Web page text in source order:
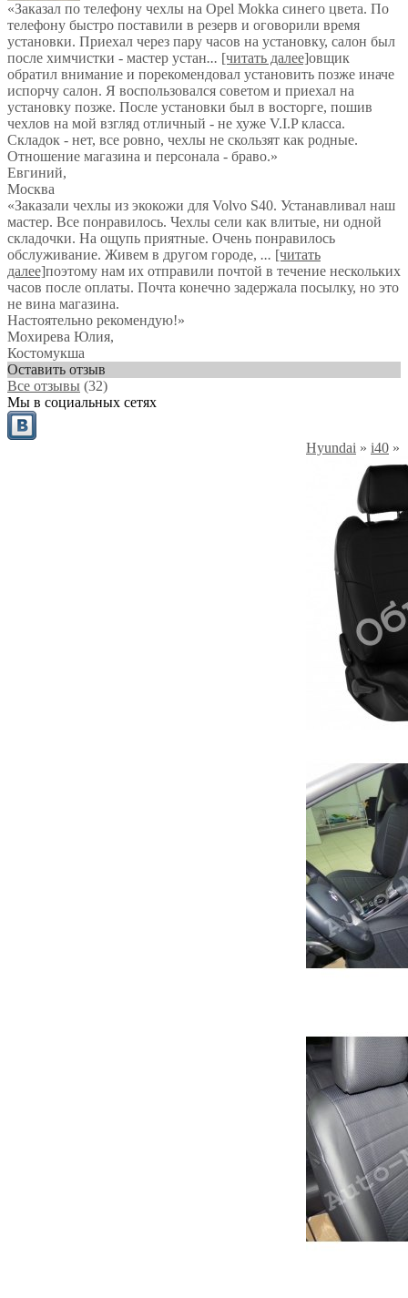
«Заказал по телефону чехлы на Opel Mokka синего цвета. По
телефону быстро поставили в резерв и оговорили время
установки. Приехал через пару часов на установку, салон был
после химчистки - мастер устан... [читать далее]овщик
обратил внимание и порекомендовал установить позже иначе
испорчу салон. Я воспользовался советом и приехал на
установку позже. После установки был в восторге, пошив
чехлов на мой взгляд отличный - не хуже V.I.P класса.
Складок - нет, все ровно, чехлы не скользят как родные.
Отношение магазина и персонала - браво.»
Евгиний,
Москва
«Заказали чехлы из экокожи для Volvo S40. Устанавливал наш
мастер. Все понравилось. Чехлы сели как влитые, ни одной
складочки. На ощупь приятные. Очень понравилось
обслуживание. Живем в другом городе, ... [читать
далее]поэтому нам их отправили почтой в течение нескольких
часов после оплаты. Почта конечно задержала посылку, но это
не вина магазина.
Настоятельно рекомендую!»
Мохирева Юлия,
Костомукша
Оставить отзыв
Все отзывы (32)
Мы в социальных сетях
Hyundai » i40 »